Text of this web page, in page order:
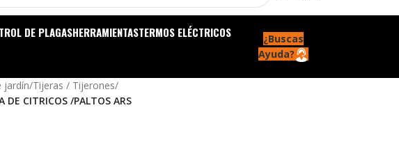
DE PLAGASHERRAMIENTASTERMOS ELÉCTRICOS
¿Buscas
Ayuda?
jardín/Tijeras / Tijerones/
DE CITRICOS /PALTOS ARS